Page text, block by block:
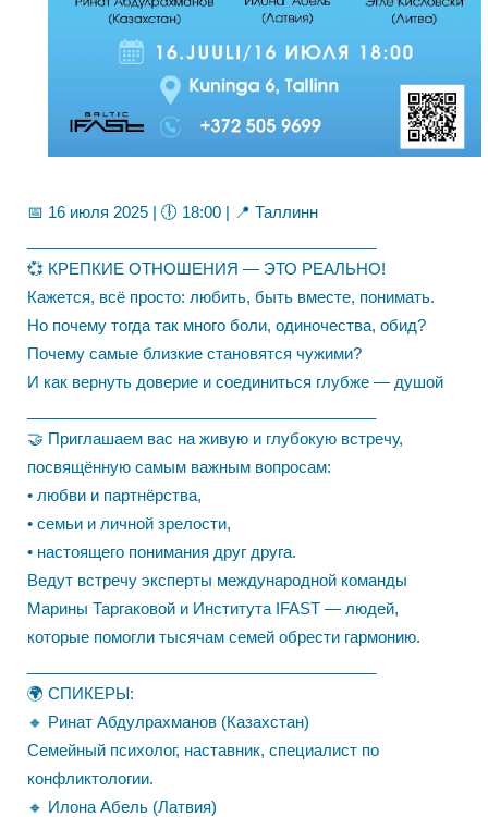
📅 16 июля 2025 | 🕕 18:00 | 📍 Таллинн
💞 КРЕПКИЕ ОТНОШЕНИЯ — ЭТО РЕАЛЬНО!
Кажется, всё просто: любить, быть вместе, понимать.
Но почему тогда так много боли, одиночества, обид?
Почему самые близкие становятся чужими?
И как вернуть доверие и соединиться глубже — душой
🤝 Приглашаем вас на живую и глубокую встречу,
посвящённую самым важным вопросам:
• любви и партнёрства,
• семьи и личной зрелости,
• настоящего понимания друг друга.
Ведут встречу эксперты международной команды
Марины Таргаковой и Института IFAST — людей,
которые помогли тысячам семей обрести гармонию.
🌍 СПИКЕРЫ:
🔸 Ринат Абдулрахманов (Казахстан)
Семейный психолог, наставник, специалист по
конфликтологии.
🔸 Илона Абель (Латвия)